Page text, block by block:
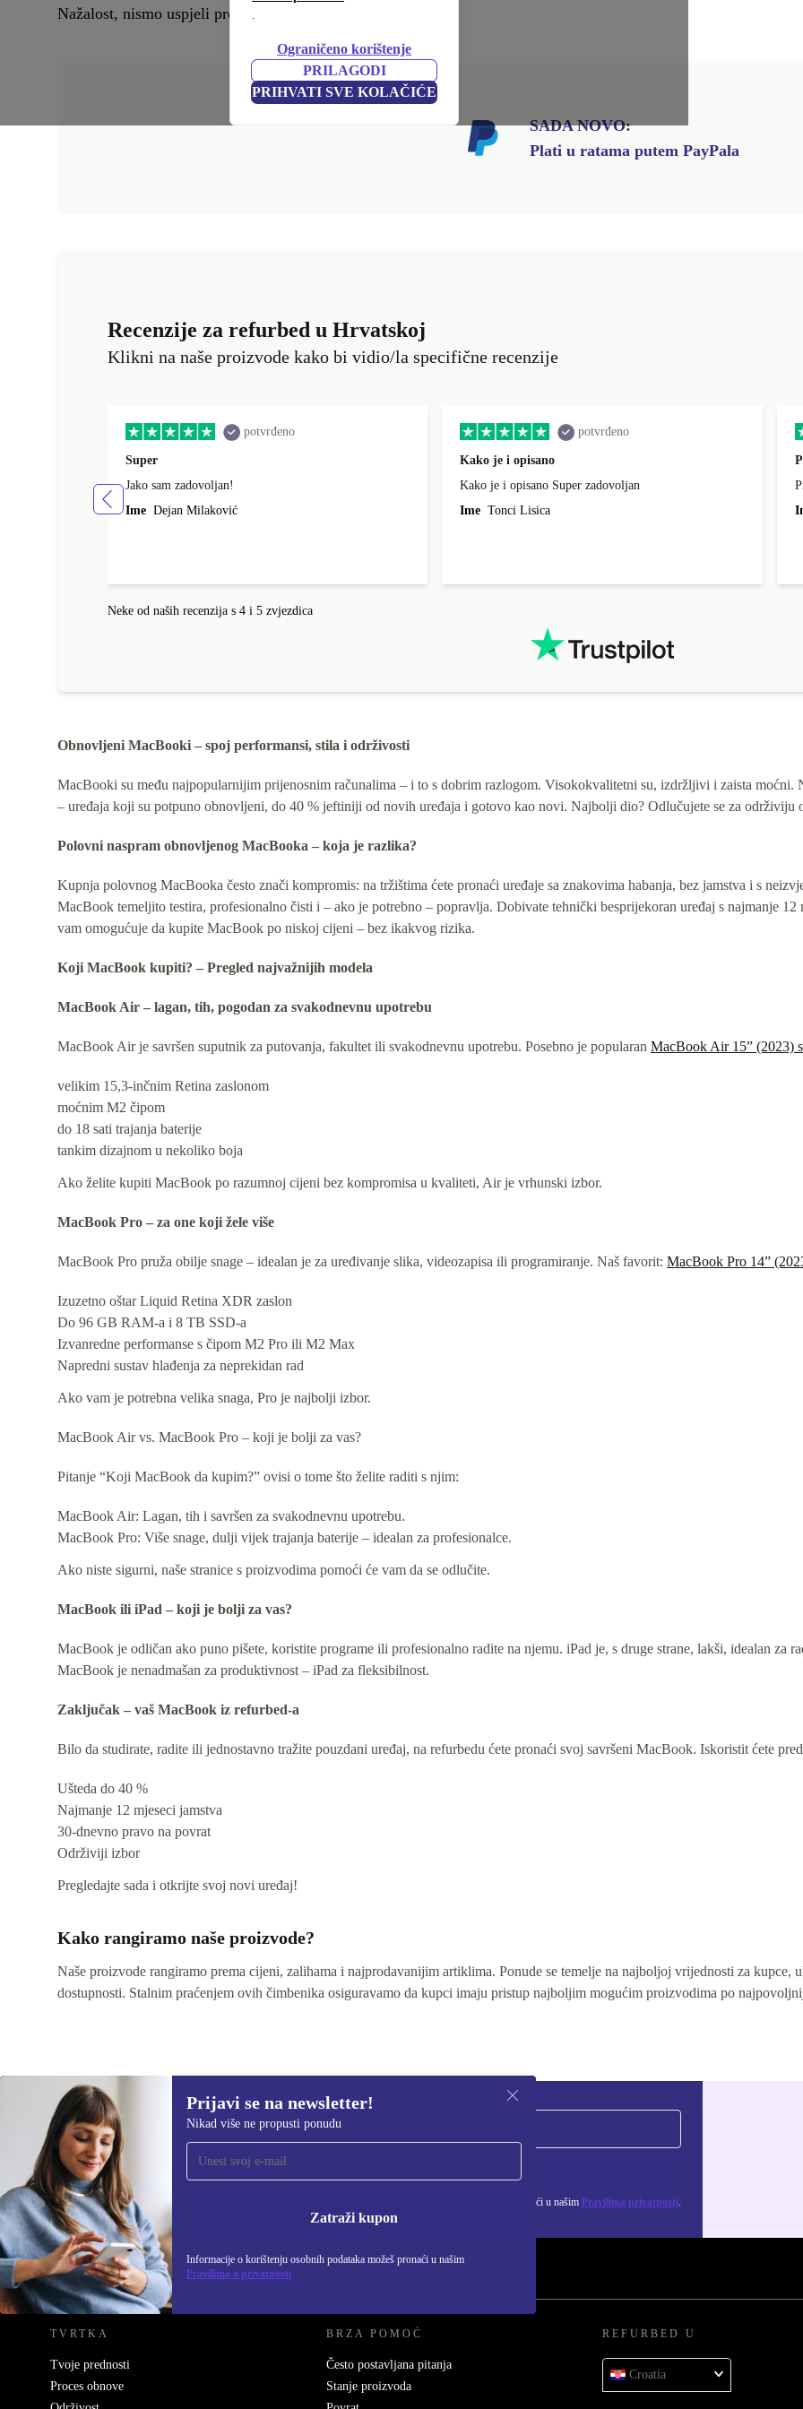
.
Ograničeno korištenje
PRILAGODI
PRIHVATI SVE KOLAČIĆE
Nažalost, nismo uspjeli pronaći odgovarajuće proizvode.
SADA NOVO:
Plati u ratama putem PayPala
Recenzije za refurbed u Hrvatskoj
Klikni na naše proizvode kako bi vidio/la specifične recenzije
potvrđeno
Super
Jako sam zadovoljan!
Ime Dejan Milaković
potvrđeno
Kako je i opisano
Kako je i opisano Super zadovoljan
Ime Tonci Lisica
Neke od naših recenzija s 4 i 5 zvjezdica
Obnovljeni MacBooki – spoj performansi, stila i održivosti
MacBooki su među najpopularnijim prijenosnim računalima – i to s dobrim razlogom. Visokokvalitetni su, izdržljivi i zaista
– uređaja koji su potpuno obnovljeni, do 40 % jeftiniji od novih uređaja i gotovo kao novi. Najbolji dio? Odlučujete se za održiviju
Polovni naspram obnovljenog MacBooka – koja je razlika?
Kupnja polovnog MacBooka često znači kompromis: na tržištima ćete pronaći uređaje sa znakovima habanja, bez jamstva i s
MacBook temeljito testira, profesionalno čisti i – ako je potrebno – popravlja. Dobivate tehnički besprijekoran uređaj s najmanje
vam omogućuje da kupite MacBook po niskoj cijeni – bez ikakvog rizika.
Koji MacBook kupiti? – Pregled najvažnijih modela
MacBook Air – lagan, tih, pogodan za svakodnevnu upotrebu
MacBook Air je savršen suputnik za putovanja, fakultet ili svakodnevnu upotrebu. Posebno je popularan MacBook Air 15” (2023)
velikim 15,3-inčnim Retina zaslonom
moćnim M2 čipom
do 18 sati trajanja baterije
tankim dizajnom u nekoliko boja
Ako želite kupiti MacBook po razumnoj cijeni bez kompromisa u kvaliteti, Air je vrhunski izbor.
MacBook Pro – za one koji žele više
MacBook Pro pruža obilje snage – idealan je za uređivanje slika, videozapisa ili programiranje. Naš favorit: MacBook Pro 14”
Izuzetno oštar Liquid Retina XDR zaslon
Do 96 GB RAM-a i 8 TB SSD-a
Izvanredne performanse s čipom M2 Pro ili M2 Max
Napredni sustav hlađenja za neprekidan rad
Ako vam je potrebna velika snaga, Pro je najbolji izbor.
MacBook Air vs. MacBook Pro – koji je bolji za vas?
Pitanje “Koji MacBook da kupim?” ovisi o tome što želite raditi s njim:
MacBook Air: Lagan, tih i savršen za svakodnevnu upotrebu.
MacBook Pro: Više snage, dulji vijek trajanja baterije – idealan za profesionalce.
Ako niste sigurni, naše stranice s proizvodima pomoći će vam da se odlučite.
MacBook ili iPad – koji je bolji za vas?
MacBook je odličan ako puno pišete, koristite programe ili profesionalno radite na njemu. iPad je, s druge strane, lakši, idealan za
MacBook je nenadmašan za produktivnost – iPad za fleksibilnost.
Zaključak – vaš MacBook iz refurbed-a
Bilo da studirate, radite ili jednostavno tražite pouzdani uređaj, na refurbedu ćete pronaći svoj savršeni MacBook. Iskoristit ćete
Ušteda do 40 %
Najmanje 12 mjeseci jamstva
30-dnevno pravo na povrat
Održiviji izbor
Pregledajte sada i otkrijte svoj novi uređaj!
Kako rangiramo naše proizvode?
Naše proizvode rangiramo prema cijeni, zalihama i najprodavanijim artiklima. Ponude se temelje na najboljoj vrijednosti za
dostupnosti. Stalnim praćenjem ovih čimbenika osiguravamo da kupci imaju pristup najboljim mogućim proizvodima po
Prijavi se na newsletter!
Nikad više ne propusti ponudu
Zatraži kupon
Informacije o korištenju osobnih podataka možeš pronaći u našim
Pravilima o privatnosti
Prijavi se na newsletter!
Nikad više ne propusti ponudu. Zatraži kupon
Informacije o korištenju osobnih podataka možeš pronaći u našim Pravilima privatnosti.
REFURBED HRVATSKA - RETHINK NEW.
TVRTKA
Tvoje prednosti
Proces obnove
BRZA POMOĆ
Često postavljana pitanja
Stanje proizvoda
REFURBED U
Croatia